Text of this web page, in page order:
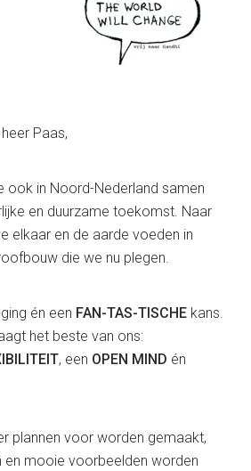
Paas,
ook in Noord-Nederland samen
en duurzame toekomst. Naar
elkaar en de aarde voeden in
die we nu plegen.
én een FAN-TAS-TISCHE kans.
het beste van ons:
, een OPEN MIND én
plannen voor worden gemaakt,
en mooie voorbeelden worden